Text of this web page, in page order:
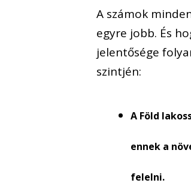
A számok
egyre jobb. És
jelentősége
szintjén:
A Föld
ennek a
felelni.